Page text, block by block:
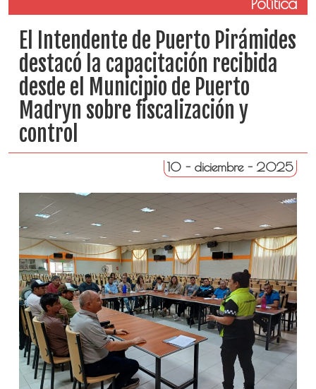
El Intendente de Puerto Pirámides
destacó la capacitación recibida
desde el Municipio de Puerto
Madryn sobre fiscalización y
control
10 - diciembre - 2025